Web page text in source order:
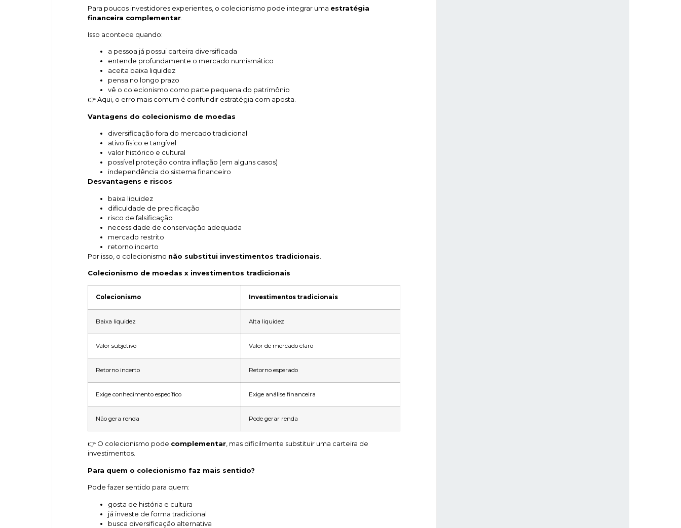
Para poucos investidores experientes, o colecionismo pode integrar uma estratégia
financeira complementar
Isso acontece quando:
a pessoa já possui carteira diversificada
entende profundamente o mercado numismático
aceita baixa liquidez
pensa no longo prazo
vê o colecionismo como parte pequena do patrimônio
👉 Aqui, o erro mais comum é confundir estratégia com aposta.
Vantagens do colecionismo de moedas
diversificação fora do mercado tradicional
ativo físico e tangível
valor histórico e cultural
possível proteção contra inflação (em alguns casos)
independência do sistema financeiro
Desvantagens e riscos
baixa liquidez
dificuldade de precificação
risco de falsificação
necessidade de conservação adequada
mercado restrito
retorno incerto
Por isso, o colecionismo não substitui investimentos tradicionais
Colecionismo de moedas x investimentos tradicionais
Colecionismo Investimentos tradicionais
Baixa liquidez Alta liquidez
Valor subjetivo Valor de mercado claro
Retorno incerto Retorno esperado
Exige conhecimento específico Exige análise financeira
Não gera renda Pode gerar renda
👉 O colecionismo pode complementar, mas dificilmente substituir uma carteira de
investimentos.
Para quem o colecionismo faz mais sentido?
Pode fazer sentido para quem:
gosta de história e cultura
já investe de forma tradicional
busca diversificação alternativa